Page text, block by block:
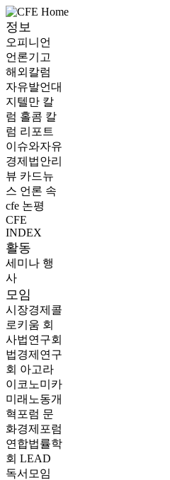
정보
오피니언
언론기고
해외칼럼
자유발언대
지텔만 칼
럼 홀콤 칼
럼 리포트
이슈와자유
경제법안리
뷰 카드뉴
스 언론 속
cfe 논평
CFE
INDEX
활동
세미나 행
사
모임
시장경제콜
로키움 회
사법연구회
법경제연구
회 아고라
이코노미카
미래노동개
혁포럼 문
화경제포럼
연합법률학
회 LEAD
독서모임